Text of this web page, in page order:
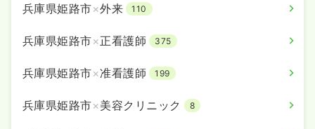
兵庫県姫路市×外来 110
兵庫県姫路市×正看護師 375
兵庫県姫路市×准看護師 199
兵庫県姫路市×美容クリニック 8